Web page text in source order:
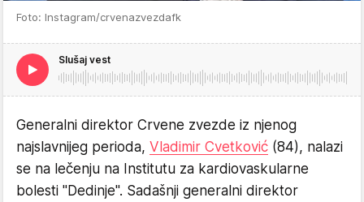
Foto: Instagram/crvenazvezdafk
Slušaj vest
Generalni direktor Crvene zvezde iz njenog
najslavnijeg perioda, Vladimir Cvetković (84), nalazi
se na lečenju na Institutu za kardiovaskularne
bolesti "Dedinje". Sadašnji generalni direktor